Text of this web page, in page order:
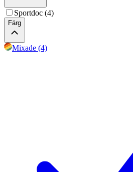
Sportdoc (4)
Färg
Mixade (4)